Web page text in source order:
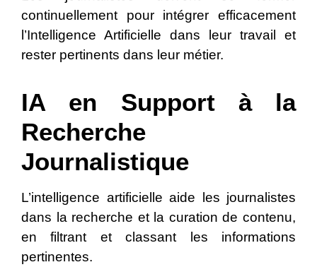
continuellement pour intégrer efficacement
l’Intelligence Artificielle dans leur travail et
rester pertinents dans leur métier.
IA en Support à la
Recherche
Journalistique
L’intelligence artificielle aide les journalistes
dans la recherche et la curation de contenu,
en filtrant et classant les informations
pertinentes.